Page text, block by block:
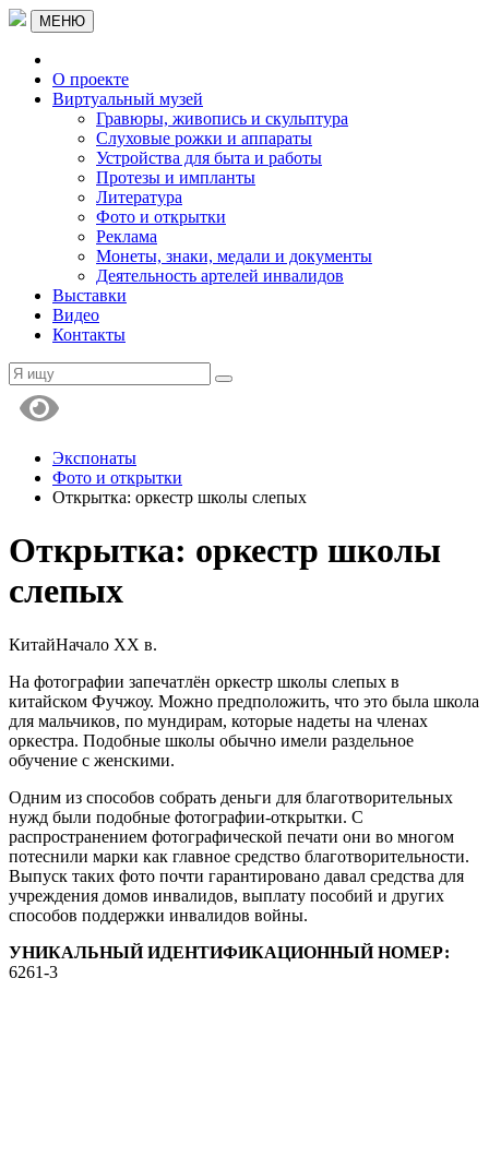
МЕНЮ
О проекте
Виртуальный музей
Гравюры, живопись и скульптура
Слуховые рожки и аппараты
Устройства для быта и работы
Протезы и импланты
Литература
Фото и открытки
Реклама
Монеты, знаки, медали и документы
Деятельность артелей инвалидов
Выставки
Видео
Контакты
Экспонаты
Фото и открытки
Открытка: оркестр школы слепых
Открытка: оркестр школы
слепых
КитайНачало XX в.
На фотографии запечатлён оркестр школы слепых в
китайском Фучжоу. Можно предположить, что это была школа
для мальчиков, по мундирам, которые надеты на членах
оркестра. Подобные школы обычно имели раздельное
обучение с женскими.
Одним из способов собрать деньги для благотворительных
нужд были подобные фотографии-открытки. С
распространением фотографической печати они во многом
потеснили марки как главное средство благотворительности.
Выпуск таких фото почти гарантировано давал средства для
учреждения домов инвалидов, выплату пособий и других
способов поддержки инвалидов войны.
УНИКАЛЬНЫЙ ИДЕНТИФИКАЦИОННЫЙ НОМЕР:
6261-3